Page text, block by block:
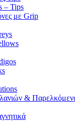
– Tips
με Grip
&